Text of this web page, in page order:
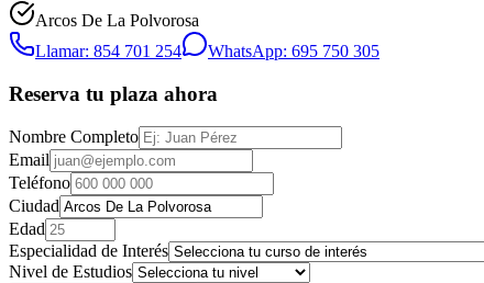
Arcos De La Polvorosa
Llamar: 854 701 254
WhatsApp: 695 750 305
Reserva tu plaza ahora
Nombre Completo
Email
Teléfono
Ciudad
Edad
Especialidad de Interés
Nivel de Estudios